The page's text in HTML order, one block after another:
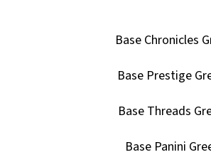
Base Chronicles
Base Prestige
Base Threads
Base Panini